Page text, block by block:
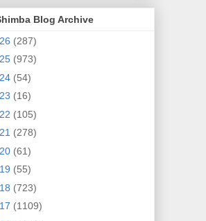
Blog Archive
(287)
(973)
(54)
(16)
(105)
(278)
(61)
(55)
(723)
(1109)